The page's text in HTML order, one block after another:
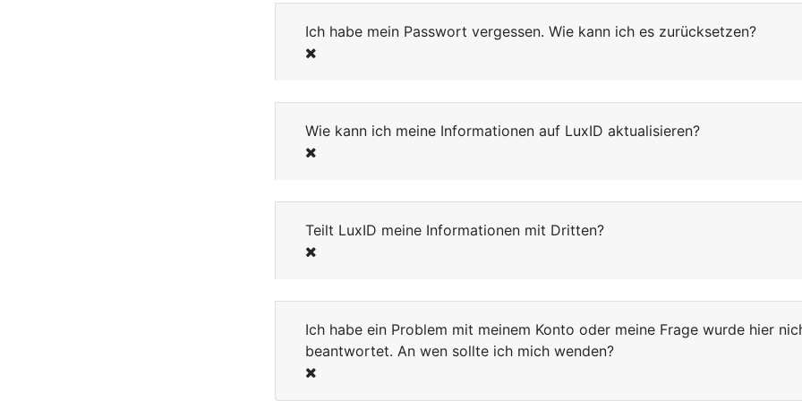
Ich habe mein Passwort vergessen. Wie kann ich es zurücksetzen?
Wie kann ich meine Informationen auf LuxID aktualisieren?
Teilt LuxID meine Informationen mit Dritten?
Ich habe ein Problem mit meinem Konto oder meine Frage wurde hier
beantwortet. An wen sollte ich mich wenden?